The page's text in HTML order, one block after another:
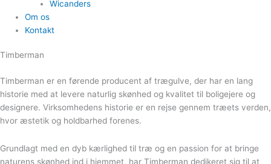
Wicanders
Om os
Kontakt
Timberman
Timberman er en førende producent af trægulve, der har en lang
historie med at levere naturlig skønhed og kvalitet til boligejere og
designere. Virksomhedens historie er en rejse gennem træets verden,
hvor æstetik og holdbarhed forenes.
Grundlagt med en dyb kærlighed til træ og en passion for at bringe
naturens skønhed ind i hjemmet, har Timberman dedikeret sig til at